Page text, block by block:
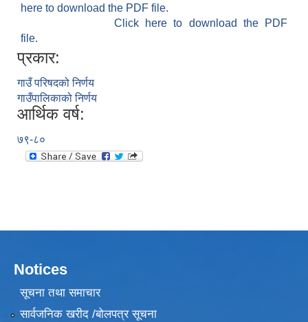
here to download the PDF file.
Click here to download the PDF
file.
प्रकार:
गाउँ परिषदको निर्णय
गाउँपालिकाको निर्णय
आर्थिक वर्ष:
७९-८०
Notices
सूचना तथा समाचार
सार्वजनिक खरीद /बोलपत्र सूचना